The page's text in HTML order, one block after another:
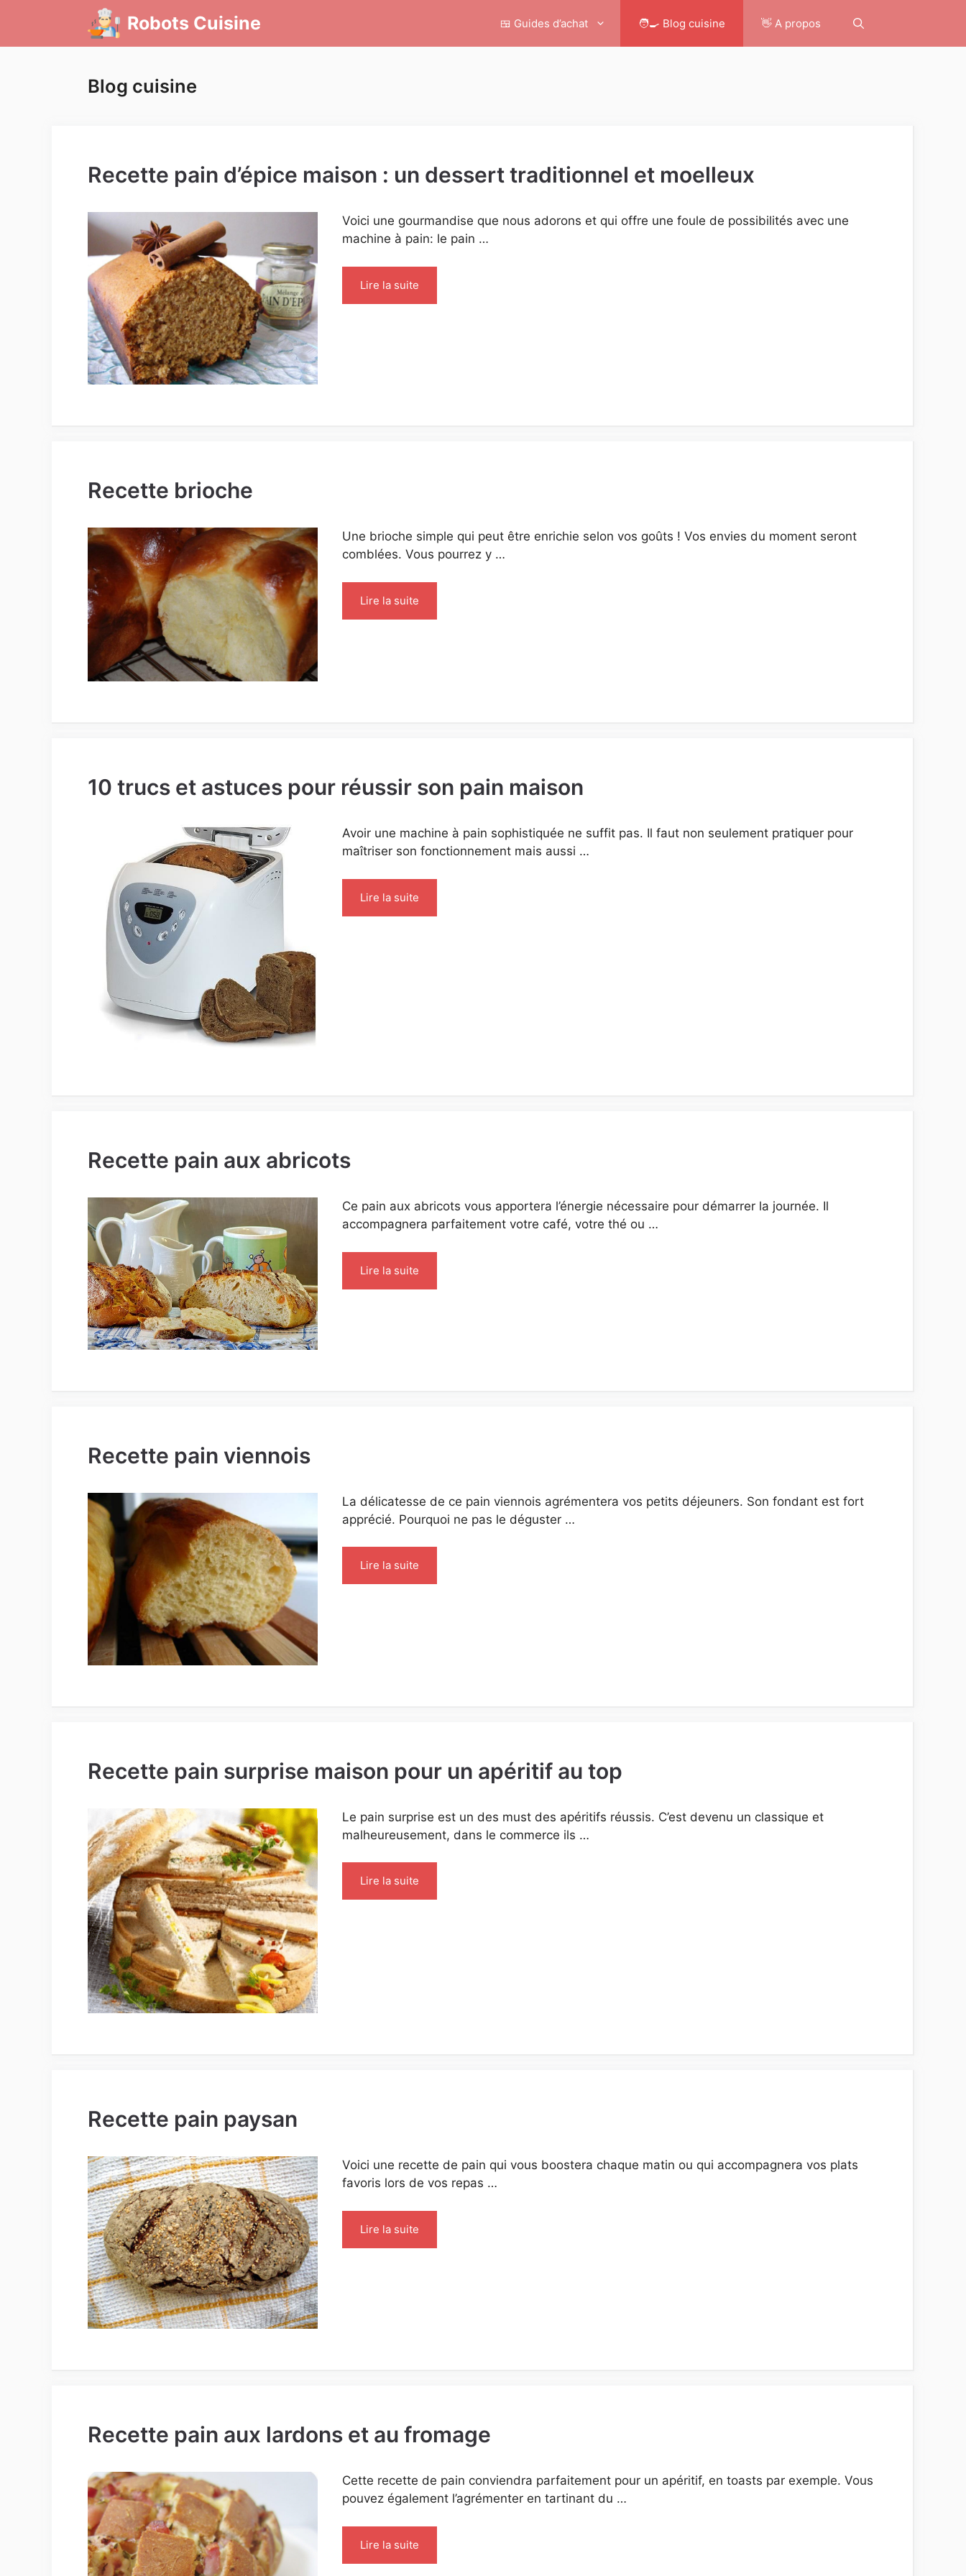
contenu
Robots Cuisine 🍱 Guides d’achat 🧑‍🍳 Blog cuisine 👋 A propos
Blog cuisine
Recette pain d’épice maison : un dessert traditionnel et moelleux
Voici une gourmandise que nous adorons et qui offre une foule de possibilités avec une
machine à pain: le pain …
Lire la suite
Recette brioche
Une brioche simple qui peut être enrichie selon vos goûts ! Vos envies du moment seront
comblées. Vous pourrez y …
Lire la suite
10 trucs et astuces pour réussir son pain maison
Avoir une machine à pain sophistiquée ne suffit pas. Il faut non seulement pratiquer pour
maîtriser son fonctionnement mais aussi …
Lire la suite
Recette pain aux abricots
Ce pain aux abricots vous apportera l’énergie nécessaire pour démarrer la journée. Il
accompagnera parfaitement votre café, votre thé ou …
Lire la suite
Recette pain viennois
La délicatesse de ce pain viennois agrémentera vos petits déjeuners. Son fondant est fort
apprécié. Pourquoi ne pas le déguster …
Lire la suite
Recette pain surprise maison pour un apéritif au top
Le pain surprise est un des must des apéritifs réussis. C’est devenu un classique et
malheureusement, dans le commerce ils …
Lire la suite
Recette pain paysan
Voici une recette de pain qui vous boostera chaque matin ou qui accompagnera vos plats
favoris lors de vos repas …
Lire la suite
Recette pain aux lardons et au fromage
Cette recette de pain conviendra parfaitement pour un apéritif, en toasts par exemple. Vous
pouvez également l’agrémenter en tartinant du …
Lire la suite